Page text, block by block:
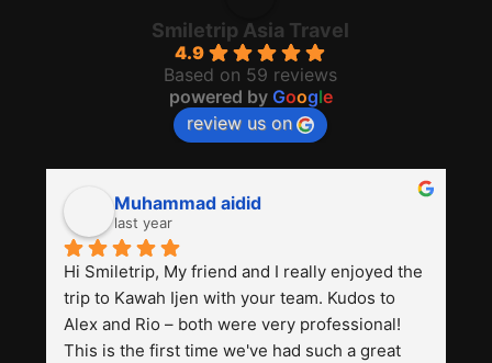
Smiletrip Asia Travel
4.9
Based on 59 reviews
powered by Google
review us on
Muhammad aidid
last year
Hi Smiletrip, My friend and I really enjoyed the
trip to Kawah Ijen with your team. Kudos to
Alex and Rio – both were very professional!
This is the first time we've had such a great